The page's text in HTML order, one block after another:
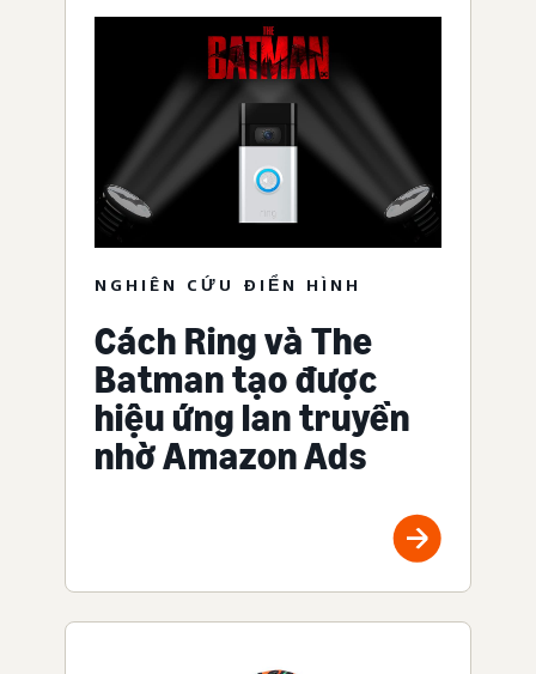
NGHIÊN CỨU ĐIỂN HÌNH
Cách Ring và The
Batman tạo được
hiệu ứng lan truyền
nhờ Amazon Ads